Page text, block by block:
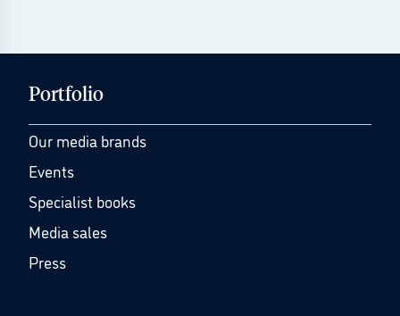
Portfolio
Our media brands
Events
Specialist books
Media sales
Press